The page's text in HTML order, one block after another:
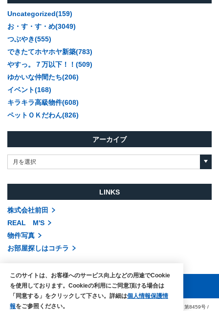
Uncategorized(159)
お・す・す・め(3049)
つぶやき(555)
できたてホヤホヤ新築(783)
やすっ。７万以下！！(509)
ゆかいな仲間たち(206)
イベント(168)
キラキラ高級物件(608)
ペットＯＫだわん(826)
アーカイブ
月を選択
LINKS
株式会社前田
REAL M'S
物件写真
お部屋探しはコチラ
COPYRIGHTS © MAEDA co.,ltd. ALL RIGHTS RESERVED. 国土交通大臣（3）第8459号 /
このサイトは、お客様へのサービス向上などの用途でCookie
を使用しております。Cookieの利用にご同意頂ける場合は
「同意する」をクリックして下さい。詳細は個人情報保護情
報をご参照ください。